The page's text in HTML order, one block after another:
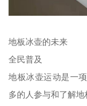
地板冰壶的未来
全民普及
地板冰壶运动是一
多的人参与和了解地